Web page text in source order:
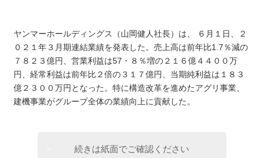
ヤンマーホールディングス（山岡健人社長）は、 ６月１日、２
０２１年３月期連結業績を発表した。売上高は前年比1.7％減の
７８２３億円、営業利益は57・８％増の２１６億４４００万
円、経常利益は前年比２倍の３１７億円、当期純利益は１８３
億２３００万円となった。特に構造改革を進めたアグリ事業、
建機事業がグループ全体の業績向上に貢献した。
続きは紙面でご確認ください